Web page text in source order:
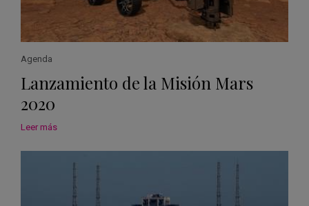
Agenda
Lanzamiento de la Misión Mars
2020
Leer más